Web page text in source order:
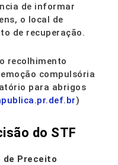
de informar
o local de
de recuperação.
recolhimento
compulsória
para abrigos
)
do STF
de Preceito